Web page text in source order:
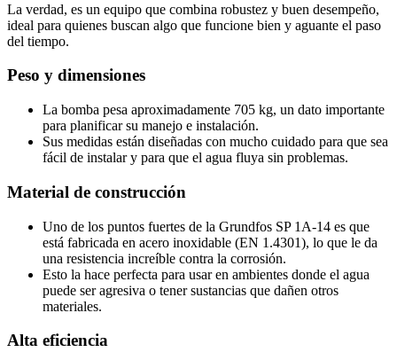
La verdad, es un equipo que combina robustez y buen desempeño,
ideal para quienes buscan algo que funcione bien y aguante el paso
del tiempo.
Peso y dimensiones
La bomba pesa aproximadamente 705 kg, un dato importante
para planificar su manejo e instalación.
Sus medidas están diseñadas con mucho cuidado para que sea
fácil de instalar y para que el agua fluya sin problemas.
Material de construcción
Uno de los puntos fuertes de la Grundfos SP 1A-14 es que
está fabricada en acero inoxidable (EN 1.4301), lo que le da
una resistencia increíble contra la corrosión.
Esto la hace perfecta para usar en ambientes donde el agua
puede ser agresiva o tener sustancias que dañen otros
materiales.
Alta eficiencia